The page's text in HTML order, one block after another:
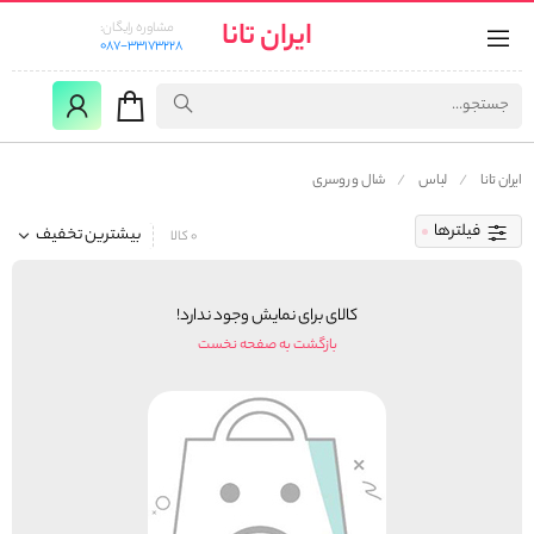
ایران تانا
مشاوره رایگان:
087-33173228
ایران تانا لباس شال و روسری
فیلترها بیشترین تخفیف 0 کالا
کالای برای نمایش وجود ندارد!
بازگشت به صفحه نخست